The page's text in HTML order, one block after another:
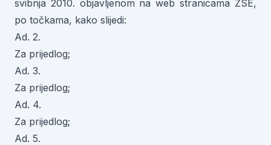
svibnja 2010. objavljenom na web stranicama ZSE,
po točkama, kako slijedi:
Ad. 2.
Za prijedlog;
Ad. 3.
Za prijedlog;
Ad. 4.
Za prijedlog;
Ad. 5.